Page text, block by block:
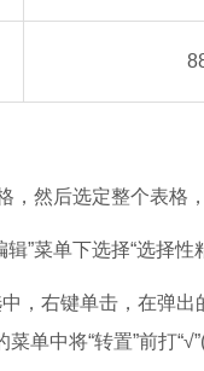
后选定整个表格，
单下选择“选择性粘
右键单击，在弹出的
单中将“转置”前打